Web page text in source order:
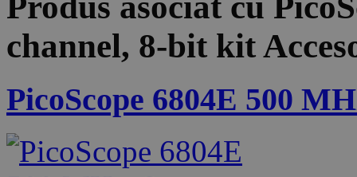
channel, 8-bit kit
PicoScope 6804E 500